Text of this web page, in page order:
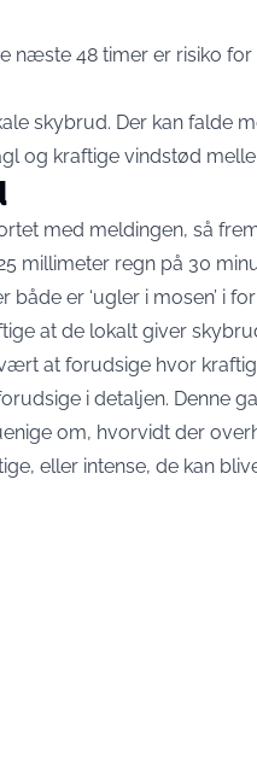
næste 48 timer er risiko
skybrud. Der kan falde
og kraftige vindstød
med meldingen, så
millimeter regn på 30
både er ‘ugler i mosen’ i
at de lokalt giver
at forudsige hvor
i detaljen. Denne
om, hvorvidt der
eller intense, de kan